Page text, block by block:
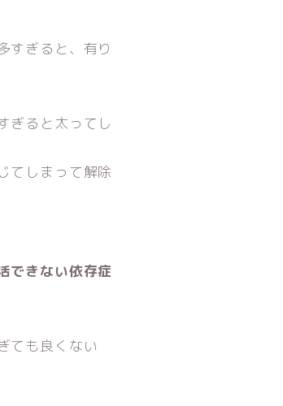
すぎると、有り
ぎると太ってし
てしまって解除
できない依存症
ても良くない